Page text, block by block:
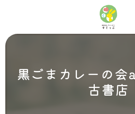
黒ごまカレーの
古書店